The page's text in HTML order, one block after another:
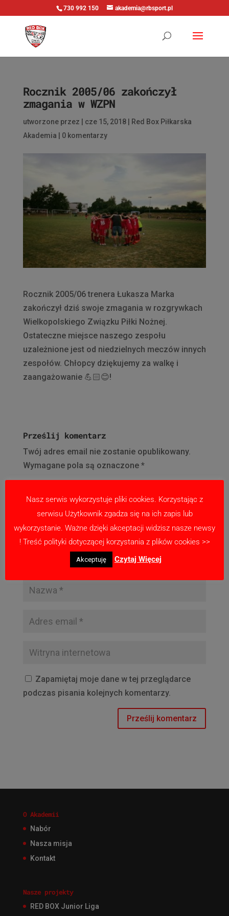
730 992 150 akademia@rbsport.pl
Rocznik 2005/06 zakończył
zmagania w WZPN
utworzone przez cze 15, 2018|
Red Box Piłkarska
Akademia
0 komentarzy
Rocznik 2005/06 trenera Łukasza Marka
zakończył dziś swoje zmagania w rozgrywkach
Wielkopolskiego Związku Piłki Nożnej.
Ostateczne miejsce naszego zespołu
uzależnione jest od niedzielnych meczów innych
zespołów. Chłopcy dziękujemy za walkę i
zaangażowanie 💪🏻😊!
Prześlij komentarz
Twój adres email nie zostanie opublikowany.
Wymagane pola są oznaczone *
Zapamiętaj moje dane w tej przeglądarce
podczas pisania kolejnych komentarzy.
O Akademii
Nabór
Nasza misja
Kontakt
Nasze projekty
RED BOX Junior Liga
Nasz serwis wykorzystuje pliki cookies. Korzystając z
serwisu Użytkownik zgadza się na ich zapis lub
wykorzystanie. Ważne dzięki akceptacji widzisz nasze newsy
! Treść polityki dotyczącej korzystania z plików cookies >>
Akceptuję Czytaj Więcej